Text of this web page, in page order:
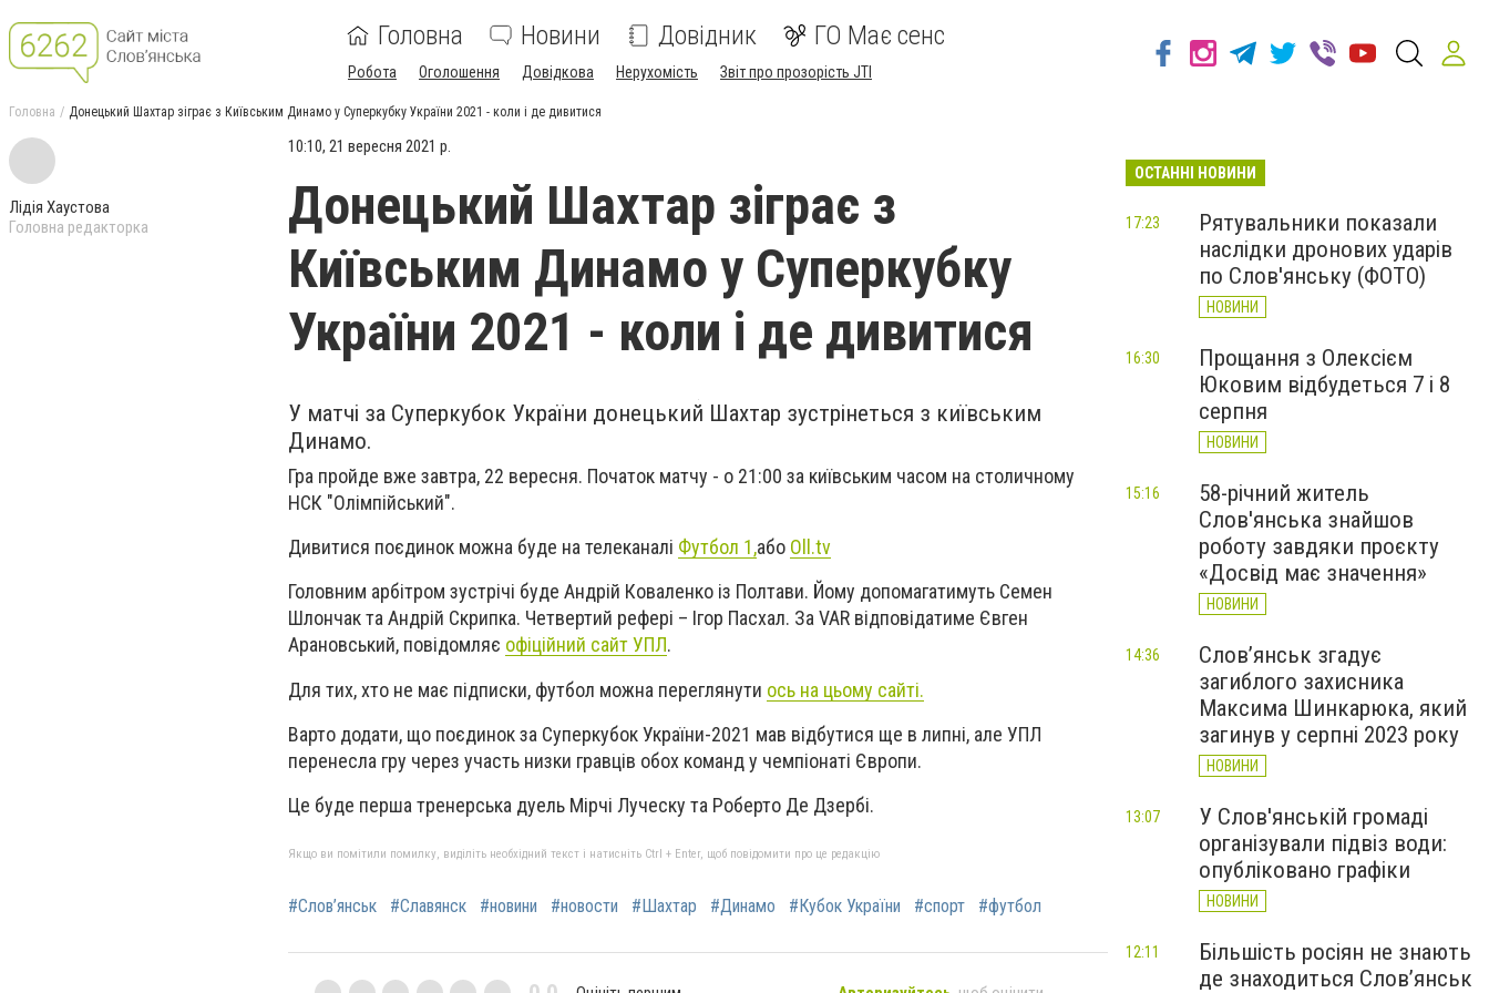
Головна Новини Довідник ГО Має сенс
Робота Оголошення Довідкова Нерухомість Звіт про прозорість JTI
Головна Донецький Шахтар зіграє з Київським Динамо у Суперкубку України 2021 - коли і де дивитися
Лідія Хаустова
Головна редакторка
10:10, 21 вересня 2021 р.
Донецький Шахтар зіграє з
Київським Динамо у Суперкубку
України 2021 - коли і де дивитися
У матчі за Суперкубок України донецький Шахтар зустрінеться з київським
Динамо.
Гра пройде вже завтра, 22 вересня. Початок матчу - о 21:00 за київським часом на столичному
НСК "Олімпійський".
Дивитися поєдинок можна буде на телеканалі Футбол 1,або Oll.tv
Головним арбітром зустрічі буде Андрій Коваленко із Полтави. Йому допомагатимуть Семен
Шлончак та Андрій Скрипка. Четвертий рефері – Ігор Пасхал. За VAR відповідатиме Євген
Арановський, повідомляє офіційний сайт УПЛ.
Для тих, хто не має підписки, футбол можна переглянути ось на цьому сайті.
Варто додати, що поєдинок за Суперкубок України-2021 мав відбутися ще в липні, але УПЛ
перенесла гру через участь низки гравців обох команд у чемпіонаті Європи.
Це буде перша тренерська дуель Мірчі Луческу та Роберто Де Дзербі.
Якщо ви помітили помилку, виділіть необхідний текст і натисніть Ctrl + Enter, щоб повідомити про це редакцію
#Слов’янськ #Славянск #новини #новости #Шахтар #Динамо #Кубок України #спорт #футбол
ОСТАННІ НОВИНИ
Рятувальники показали
наслідки дронових ударів
по Слов'янську (ФОТО)
НОВИНИ
17:23
Прощання з Олексієм
Юковим відбудеться 7 і 8
серпня
НОВИНИ
16:30
58-річний житель
Слов'янська знайшов
роботу завдяки проєкту
«Досвід має значення»
НОВИНИ
15:16
Слов’янськ згадує
загиблого захисника
Максима Шинкарюка, який
загинув у серпні 2023 року
НОВИНИ
14:36
У Слов'янській громаді
організували підвіз води:
опубліковано графіки
НОВИНИ
13:07
Більшість росіян не знають
де знаходиться Слов’янськ
12:11